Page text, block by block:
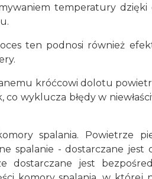
temperatury dzięki
ten podnosi również
króćcowi dolotu
wyklucza błędy w
spalania. Powietrze
spalanie - dostarczane
dostarczane jest